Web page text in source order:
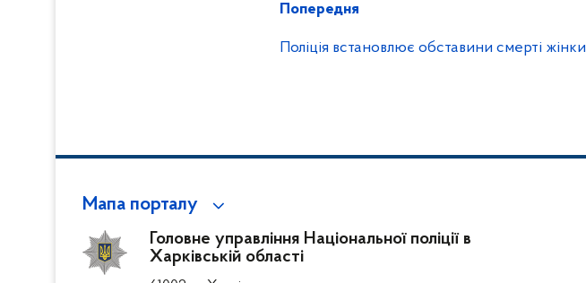
Попередня
Поліція встановлює обставини смерті жінки
Мапа порталу
Головне управління Національної поліції в
Харківській області